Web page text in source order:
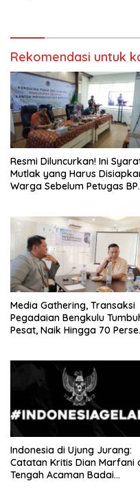
Rekomendasi untuk
Resmi Diluncurkan! Ini
Mutlak yang Harus
Warga Sebelum Petugas
Media Gathering, Transaksi
Pegadaian Bengkulu
Pesat, Naik Hingga 70
Indonesia di Ujung Jurang:
Catatan Kritis Dian Marfani
Tengah Acaman Badai